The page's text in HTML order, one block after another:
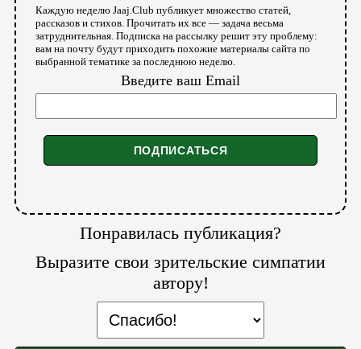
Каждую неделю Jaaj.Club публикует множество статей,
рассказов и стихов. Прочитать их все — задача весьма
затруднительная. Подписка на рассылку решит эту проблему:
вам на почту будут приходить похожие материалы сайта по
выбранной тематике за последнюю неделю.
Введите ваш Email
Понравилась публикация?
Выразите свои зрительские симпатии
автору!